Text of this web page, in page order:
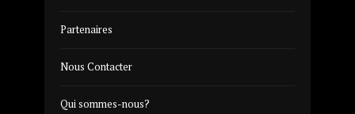
Partenaires
Nous Contacter
Qui sommes-nous?